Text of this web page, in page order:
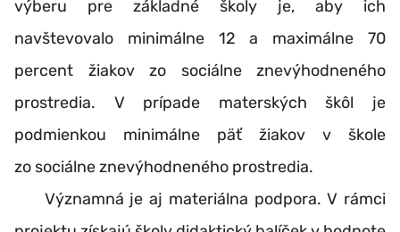
výberu pre základné školy je, aby ich
navštevovalo minimálne 12 a maximálne 70
percent žiakov zo sociálne znevýhodneného
prostredia. V prípade materských škôl je
podmienkou minimálne päť žiakov v škole
zo sociálne znevýhodneného prostredia.
Významná je aj materiálna podpora. V rámci